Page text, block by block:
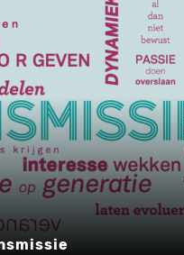
vol met stro